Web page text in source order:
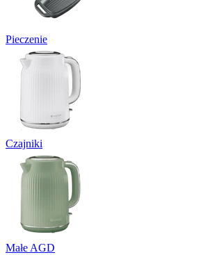
Pieczenie
Czajniki
Małe AGD